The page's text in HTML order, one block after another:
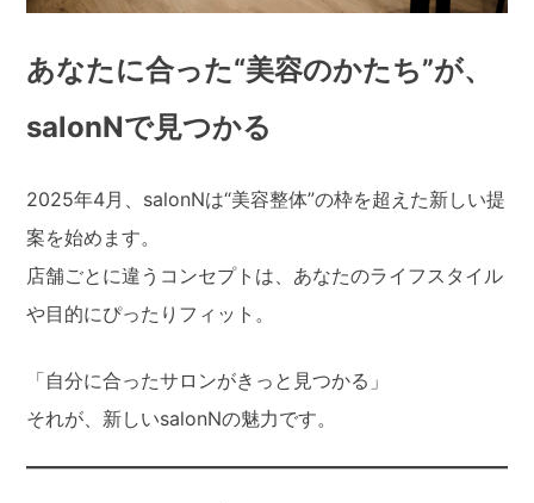
あなたに合った“美容のかたち”が、
salonNで見つかる
2025年4月、salonNは“美容整体”の枠を超えた新しい提
案を始めます。
店舗ごとに違うコンセプトは、あなたのライフスタイル
や目的にぴったりフィット。
「自分に合ったサロンがきっと見つかる」
それが、新しいsalonNの魅力です。